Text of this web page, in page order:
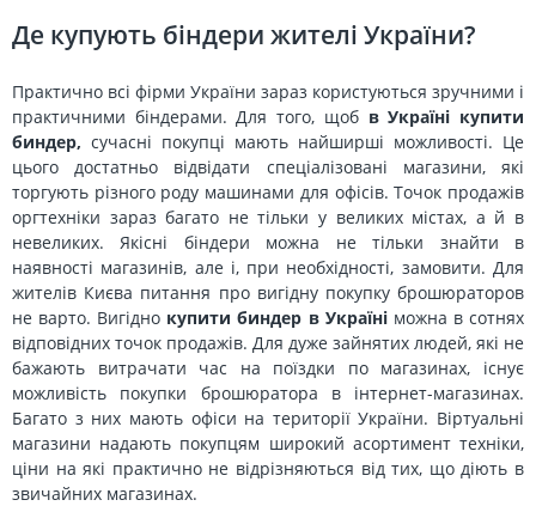
Де купують біндери жителі України?
Практично всі фірми України зараз користуються зручними і
практичними біндерами. Для того, щоб в Україні купити
биндер, сучасні покупці мають найширші можливості. Це
цього достатньо відвідати спеціалізовані магазини, які
торгують різного роду машинами для офісів. Точок продажів
оргтехніки зараз багато не тільки у великих містах, а й в
невеликих. Якісні біндери можна не тільки знайти в
наявності магазинів, але і, при необхідності, замовити. Для
жителів Києва питання про вигідну покупку брошюраторов
не варто. Вигідно купити биндер в Україніможна в сотнях
відповідних точок продажів. Для дуже зайнятих людей, які не
бажають витрачати час на поїздки по магазинах, існує
можливість покупки брошюратора в інтернет-магазинах.
Багато з них мають офіси на території України. Віртуальні
магазини надають покупцям широкий асортимент техніки,
ціни на які практично не відрізняються від тих, що діють в
звичайних магазинах.